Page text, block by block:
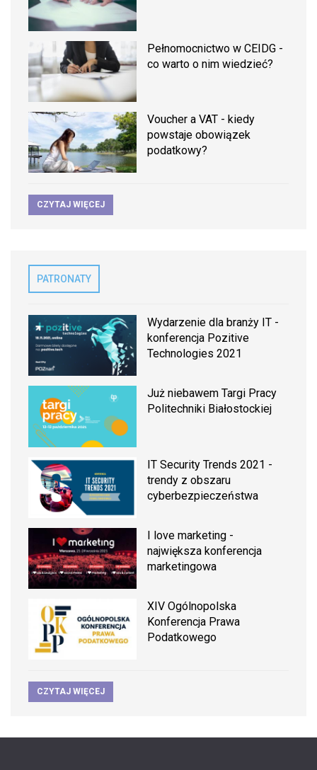
Pełnomocnictwo w CEIDG -
co warto o nim wiedzieć?
Voucher a VAT - kiedy
powstaje obowiązek
podatkowy?
CZYTAJ WIĘCEJ
PATRONATY
Wydarzenie dla branży IT -
konferencja Pozitive
Technologies 2021
Już niebawem Targi Pracy
Politechniki Białostockiej
IT Security Trends 2021 -
trendy z obszaru
cyberbezpieczeństwa
I love marketing -
największa konferencja
marketingowa
XIV Ogólnopolska
Konferencja Prawa
Podatkowego
CZYTAJ WIĘCEJ